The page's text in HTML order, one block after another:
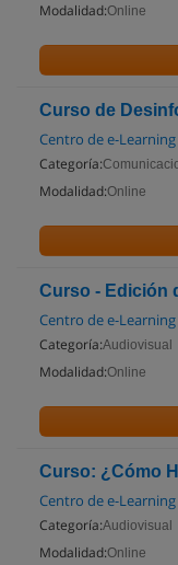
Modalidad:Online
Curso de
Centro de e-Learning
Categoría:
Modalidad:Online
Curso - Edición
Centro de e-Learning
Categoría:Audiovisual
Modalidad:Online
Curso: ¿Cómo
Centro de e-Learning
Categoría:Audiovisual
Modalidad:Online